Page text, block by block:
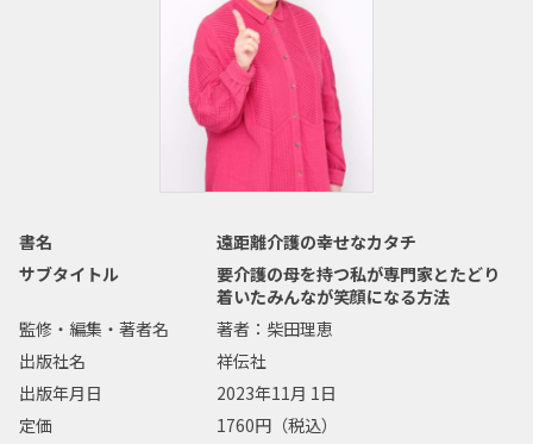
書名
遠距離介護の幸せなカタチ
サブタイトル
要介護の母を持つ私が専門家とたどり
着いたみんなが笑顔になる方法
監修・編集・著者名
著者：柴田理恵
出版社名
祥伝社
出版年月日
2023年11月 1日
定価
1760円（税込）